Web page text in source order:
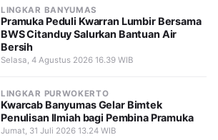
LINGKAR BANYUMAS
Pramuka Peduli Kwarran Lumbir Bersama
BWS Citanduy Salurkan Bantuan Air
Bersih
Selasa, 4 Agustus 2026 16.39 WIB
LINGKAR PURWOKERTO
Kwarcab Banyumas Gelar Bimtek
Penulisan Ilmiah bagi Pembina Pramuka
Jumat, 31 Juli 2026 13.24 WIB